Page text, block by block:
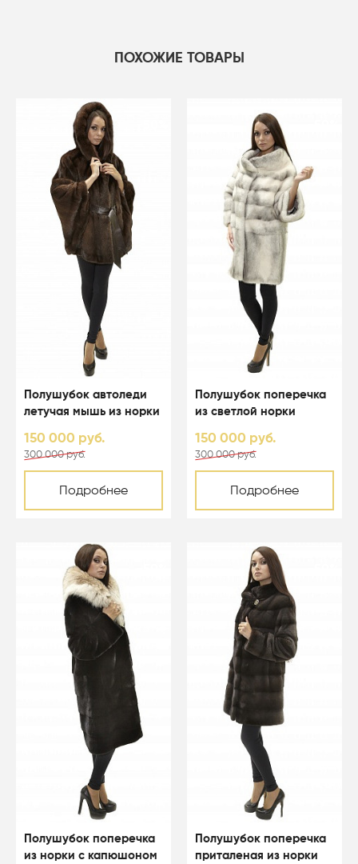
ПОХОЖИЕ ТОВАРЫ
Полушубок автоледи
летучая мышь из норки
капюшоном - 01048
150 000 руб.
300 000 руб.
Подробнее
Полушубок поперечка
из светлой норки
150 000 руб.
300 000 руб.
Подробнее
Полушубок поперечка
из норки с капюшоном
Полушубок поперечка
приталеная из норки